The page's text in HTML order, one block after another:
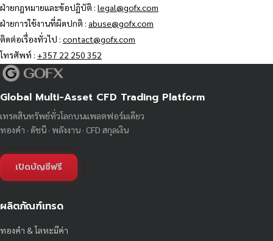
ฝ่ายกฎหมายและข้อปฏิบัติ : legal@gofx.com
ฝ่ายการใช้งานที่ผิดปกติ : abuse@gofx.com
ติดต่อเรื่องทั่วไป : contact@gofx.com
โทรศัพท์ : +357 22 250 352
Global Multi-Asset CFD Trading Platform
เทรดสินทรัพย์ทั่วโลกบนแพลตฟอร์มเดียว
ทองคำ · ดัชนี · พลังงาน · CFD สกุลเงิน
เปิดบัญชีฟรี
ผลิตภัณฑ์เทรด
ทองคำ & โลหะมีค่า